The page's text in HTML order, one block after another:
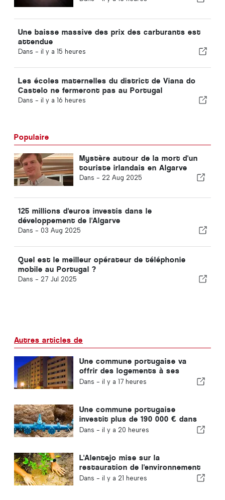
Une baisse massive des prix des carburants est
attendue
Dans - il y a 15 heures
Les écoles maternelles du district de Viana do
Castelo ne fermeront pas au Portugal
Dans - il y a 16 heures
Populaire
Mystère autour de la mort d'un
touriste irlandais en Algarve
Dans - 22 Aug 2025
125 millions d'euros investis dans le
développement de l'Algarve
Dans - 03 Aug 2025
Quel est le meilleur opérateur de téléphonie
mobile au Portugal ?
Dans - 27 Jul 2025
Autres articles de
Une commune portugaise va
offrir des logements à ses
habitants
Dans - il y a 17 heures
Une commune portugaise
investit plus de 190 000 € dans
l'approvisionnement en eau
Dans - il y a 20 heures
L'Alentejo mise sur la
restauration de l'environnement
grâce aux fonds européens
Dans - il y a 21 heures